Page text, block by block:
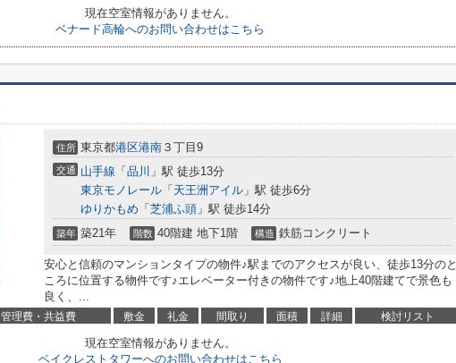
現在空室情報がありません。
ベナード高輪へのお問い合わせはこちら
住所 東京都港区港南 ３丁目9
交通 山手線 「 品川 」駅 徒歩13分
東京モノレール 「 天王洲アイル 」駅 徒歩6分
ゆりかもめ 「 芝浦ふ頭 」駅 徒歩14分
築年 築21年 階数 40階建 地下1階 構造 鉄筋コンクリート
安心と信頼のマンションタイプの物件♪駅までのアクセスが良い、徒歩13分のと
ころに位置する物件です♪エレベーター付きの物件です♪地上40階建てで景色も
良く、...
管理費・共益費 敷金 礼金 間取り 面積 詳細 検討リスト
現在空室情報がありません。
ベイクレストタワーへのお問い合わせはこちら